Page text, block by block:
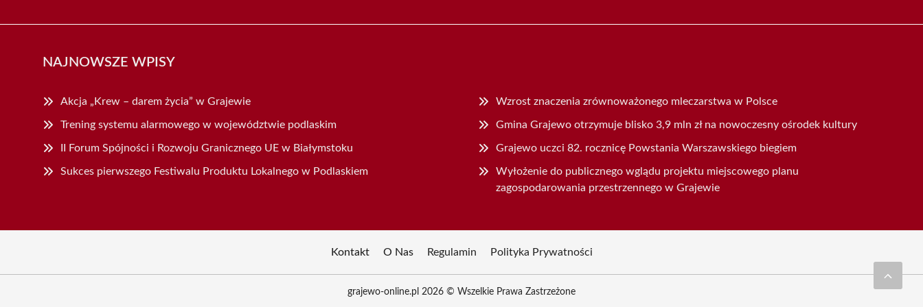
NAJNOWSZE WPISY
Akcja „Krew – darem życia” w Grajewie Wzrost znaczenia zrównoważonego mleczarstwa w Polsce
Trening systemu alarmowego w województwie podlaskim Gmina Grajewo otrzymuje blisko 3,9 mln zł na nowoczesny ośrodek kultury
II Forum Spójności i Rozwoju Granicznego UE w Białymstoku Grajewo uczci 82. rocznicę Powstania Warszawskiego biegiem
Sukces pierwszego Festiwalu Produktu Lokalnego w Podlaskiem
Wyłożenie do publicznego wglądu projektu miejscowego planu
zagospodarowania przestrzennego w Grajewie
Kontakt O Nas Regulamin Polityka Prywatności
grajewo-online.pl 2026 © Wszelkie Prawa Zastrzeżone